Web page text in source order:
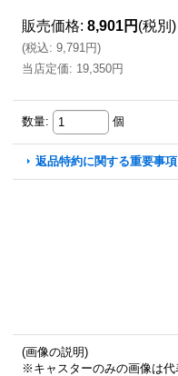
販売価格: 8,901円 (税別)
(税込: 9,791円)
当店定価: 19,350円
数量: 個
返品特約に関する重要事項
(画像の説明)
※キャスターのみの画像は代